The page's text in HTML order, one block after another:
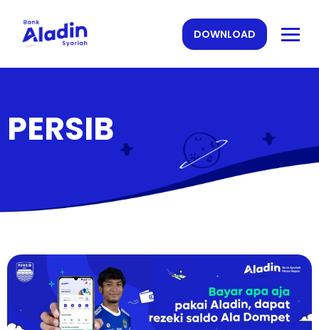
DOWNLOAD
PERSIB